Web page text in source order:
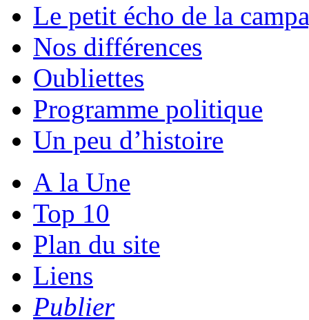
Le petit écho de la
Nos différences
Oubliettes
Programme politique
Un peu d’histoire
A la Une
Top 10
Plan du site
Liens
Publier